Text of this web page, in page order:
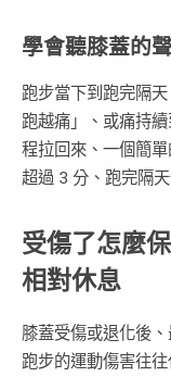
學會聽膝蓋的
跑步當下到跑完隔
跑越痛」、或痛持
程拉回來、一個簡
超過 3 分、跑完隔
受傷了怎麼
相對休息
膝蓋受傷或退化後
跑步的運動傷害往